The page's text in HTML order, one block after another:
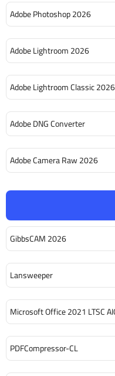
GibbsCAM 2026
Lansweeper
Microsoft Office 2021 LTSC
PDFCompressor-CL
Adobe Photoshop 2026
Adobe Lightroom 2026
Adobe Lightroom Classic 2026
Adobe DNG Converter
Adobe Camera Raw 2026